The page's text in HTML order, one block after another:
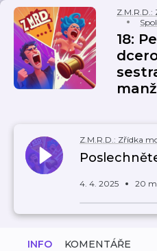
18:
Z.M.R.D.: Zřídka
4. 4. 2025 20
INFO KOMENTÁŘE